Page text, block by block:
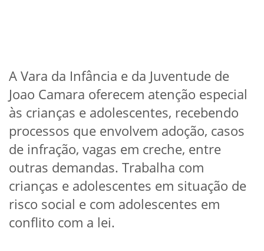
A Vara da Infância e da Juventude de
Joao Camara oferecem atenção especial
às crianças e adolescentes, recebendo
processos que envolvem adoção, casos
de infração, vagas em creche, entre
outras demandas. Trabalha com
crianças e adolescentes em situação de
risco social e com adolescentes em
conflito com a lei.